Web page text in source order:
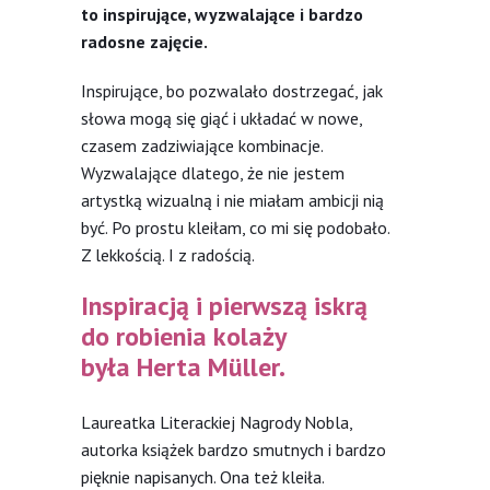
to inspirujące, wyzwalające i bardzo
radosne zajęcie.
Inspirujące, bo pozwalało dostrzegać, jak
słowa mogą się giąć i układać w nowe,
czasem zadziwiające kombinacje.
Wyzwalające dlatego, że nie jestem
artystką wizualną i nie miałam ambicji nią
być. Po prostu kleiłam, co mi się podobało.
Z lekkością. I z radością.
Inspiracją i pierwszą iskrą
do robienia kolaży
była Herta Müller.
Laureatka Literackiej Nagrody Nobla,
autorka książek bardzo smutnych i bardzo
pięknie napisanych. Ona też kleiła.